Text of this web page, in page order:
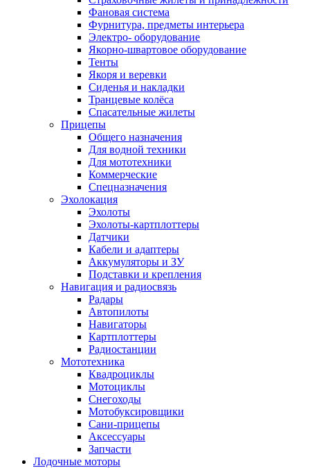
Фановая система
Фурнитура, предметы интерьера
Электро- оборудование
Якорно-швартовое оборудование
Тенты
Якоря и веревки
Сиденья и накладки
Транцевые колёса
Спасательные жилеты
Прицепы
Общего назначения
Для водной техники
Для мототехники
Коммерческие
Спецназначения
Эхолокация
Эхолоты
Эхолоты-картплоттеры
Датчики
Кабели и адаптеры
Аккумуляторы и ЗУ
Подставки и крепления
Навигация и радиосвязь
Радары
Автопилоты
Навигаторы
Картплоттеры
Радиостанции
Мототехника
Квадроциклы
Мотоциклы
Снегоходы
Мотобуксировщики
Сани-прицепы
Аксессуары
Запчасти
Лодочные моторы